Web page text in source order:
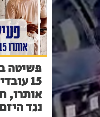
פשיטה
15
אותרו,
נגד